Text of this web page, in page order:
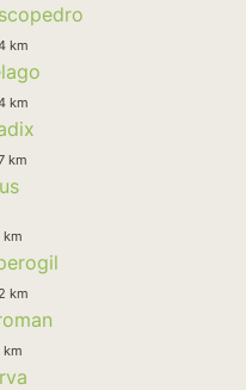
km
km
km
km
km
km